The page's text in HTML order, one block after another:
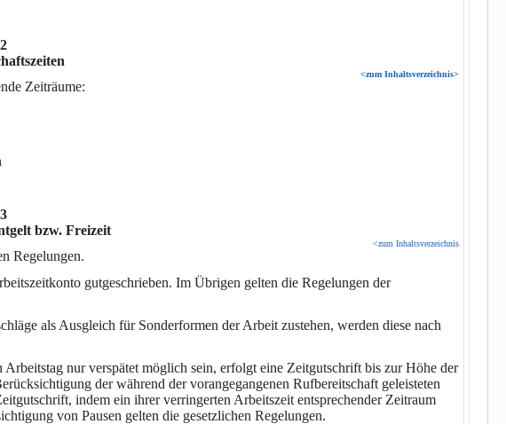
<zum Inhaltsverzeichnis>
Zeiträume:
bzw. Freizeit
<zum Inhaltsverzeichnis
Regelungen.
gutgeschrieben. Im Übrigen gelten die Regelungen der
als Ausgleich für Sonderformen der Arbeit zustehen, werden diese nach
nur verspätet möglich sein, erfolgt eine Zeitgutschrift bis zur Höhe der
der während der vorangegangenen Rufbereitschaft geleisteten
indem ein ihrer verringerten Arbeitszeit entsprechender Zeitraum
von Pausen gelten die gesetzlichen Regelungen.